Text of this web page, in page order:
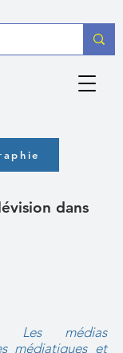
dans
Les médias
médiatiques et